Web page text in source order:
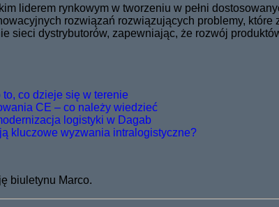
liderem rynkowym w tworzeniu w pełni
rozwiązań rozwiązujących problemy,
sieci dystrybutorów, zapewniając, że rozwój
co dzieje się w terenie
CE – co należy wiedzieć
logistyki w Dagab
kluczowe wyzwania intralogistyczne?
biuletynu Marco.